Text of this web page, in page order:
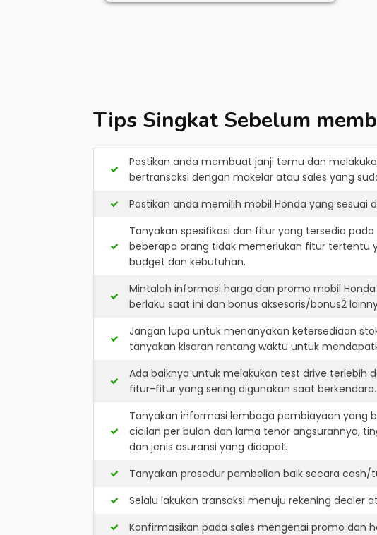
Tips Singkat Sebelum
Pastikan anda membuat janji temu dan
bertransaksi dengan makelar atau sales yang
Pastikan anda memilih mobil Honda yang
Tanyakan spesifikasi dan fitur yang tersedia
beberapa orang tidak memerlukan fitur
budget dan kebutuhan.
Mintalah informasi harga dan promo mobil
berlaku saat ini dan bonus aksesoris/bonus2
Jangan lupa untuk menanyakan ketersediaan
tanyakan kisaran rentang waktu untuk
Ada baiknya untuk melakukan test drive
fitur-fitur yang sering digunakan saat berkendara.
Tanyakan informasi lembaga pembiayaan yang
cicilan per bulan dan lama tenor angsurannya,
dan jenis asuransi yang didapat.
Tanyakan prosedur pembelian baik secara
Selalu lakukan transaksi menuju rekening dealer
Konfirmasikan pada sales mengenai promo dan